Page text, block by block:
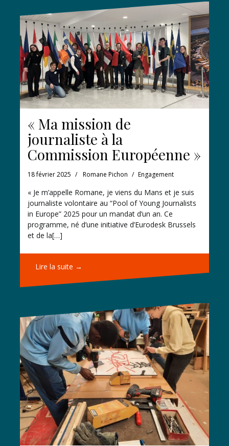
« Ma mission de
journaliste à la
Commission Européenne »
18 février 2025 Romane Pichon Engagement
« Je m’appelle Romane, je viens du Mans et je suis
journaliste volontaire au “Pool of Young Journalists
in Europe” 2025 pour un mandat d’un an. Ce
programme, né d’une initiative d’Eurodesk Brussels
et de la[…]
Lire la suite →